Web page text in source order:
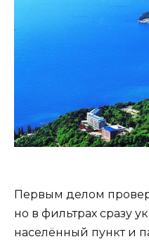
Первым делом
но в фильтрах сразу
населённый пункт и